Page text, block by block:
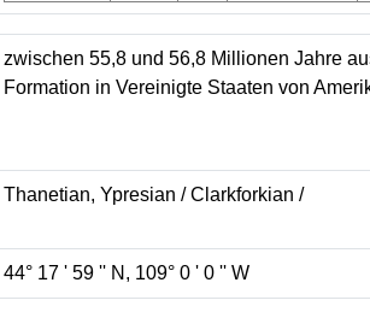
zwischen 55,8 und 56,8 Millionen Jahre
Formation in Vereinigte Staaten von
Thanetian, Ypresian / Clarkforkian /
44° 17 ' 59 '' N, 109° 0 ' 0 '' W